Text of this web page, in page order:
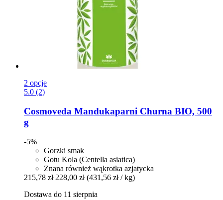
2 opcje
5.0 (2)
Cosmoveda Mandukaparni Churna BIO, 500
g
-5%
Gorzki smak
Gotu Kola (Centella asiatica)
Znana również wąkrotka azjatycka
215,78 zł 228,00 zł (431,56 zł / kg)
Dostawa do 11 sierpnia